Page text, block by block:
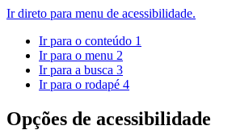
Ir direto para menu de acessibilidade.
Ir para o conteúdo 1
Ir para o menu 2
Ir para a busca 3
Ir para o rodapé 4
Opções de acessibilidade